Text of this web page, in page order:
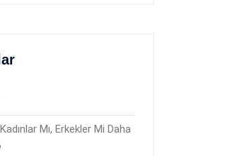
Mı, Erkekler Mi Daha